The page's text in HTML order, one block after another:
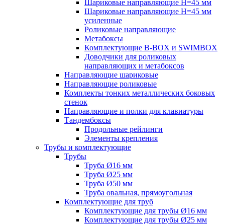
Шариковые направляющие H=45 мм
Шариковые направляющие H=45 мм
усиленные
Роликовые направляющие
Метабоксы
Комплектующие B-BOX и SWIMBOX
Доводчики для роликовых
направляющих и метабоксов
Направляющие шариковые
Направляющие роликовые
Комплекты тонких металлических боковых
стенок
Направляющие и полки для клавиатуры
Тандембоксы
Продольные рейлинги
Элементы крепления
Трубы и комплектующие
Трубы
Труба Ø16 мм
Труба Ø25 мм
Труба Ø50 мм
Труба овальная, прямоугольная
Комплектующие для труб
Комплектующие для трубы Ø16 мм
Комплектующие для трубы Ø25 мм